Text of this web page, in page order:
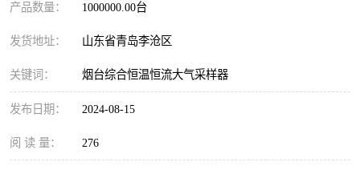
产品数量： 1000000.00台
发货地址： 山东省青岛李沧区
关键词： 烟台综合恒温恒流大气采样器
发布日期： 2024-08-15
阅 读 量： 276